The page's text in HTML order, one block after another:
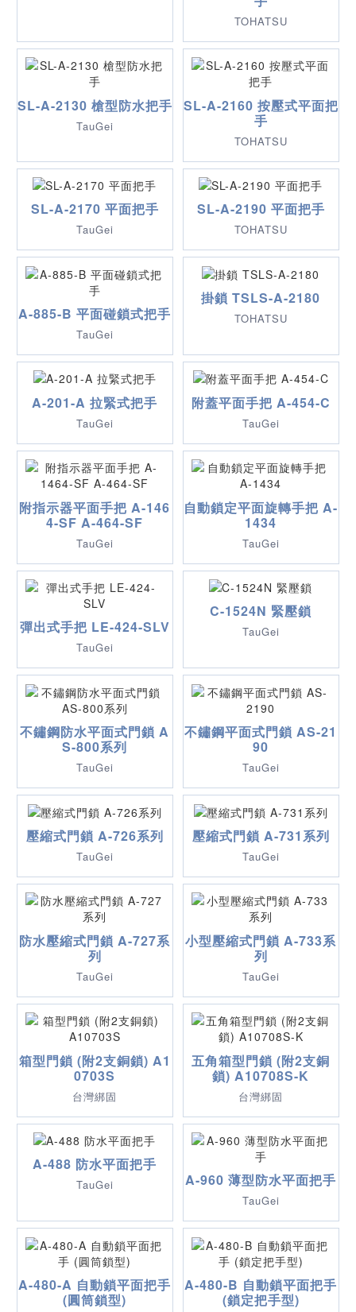
TOHATSU
SL-A-2130 槍型防水把手
TauGei
SL-A-2160 按壓式平面把
手
TOHATSU
SL-A-2170 平面把手
TauGei
SL-A-2190 平面把手
TOHATSU
A-885-B 平面碰鎖式把手
TauGei
掛鎖 TSLS-A-2180
TOHATSU
A-201-A 拉緊式把手
TauGei
附蓋平面手把 A-454-C
TauGei
附指示器平面手把 A-146
4-SF A-464-SF
TauGei
自動鎖定平面旋轉手把 A-
1434
TauGei
彈出式手把 LE-424-SLV
TauGei
C-1524N 緊壓鎖
TauGei
不鏽鋼防水平面式門鎖 A
S-800系列
TauGei
不鏽鋼平面式門鎖 AS-21
90
TauGei
壓縮式門鎖 A-726系列
TauGei
壓縮式門鎖 A-731系列
TauGei
防水壓縮式門鎖 A-727系
列
TauGei
小型壓縮式門鎖 A-733系
列
TauGei
箱型門鎖 (附2支銅鎖) A1
0703S
台灣綁固
五角箱型門鎖 (附2支銅
鎖) A10708S-K
台灣綁固
A-488 防水平面把手
TauGei A-960 薄型防水平面把手
TauGei
A-480-A 自動鎖平面把手
(圓筒鎖型)
A-480-B 自動鎖平面把手
(鎖定把手型)